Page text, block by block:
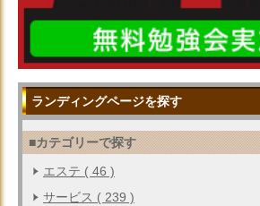
ランディングページを探す
■カテゴリーで探す
エステ ( 46 )
サービス ( 239 )